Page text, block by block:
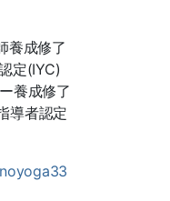
養成修了
定(IYC)
養成修了
導者認定